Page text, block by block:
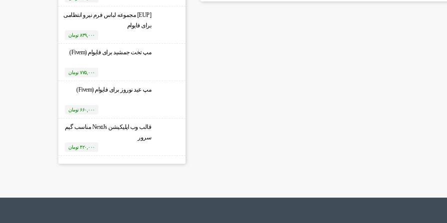
[EUP] مجموعه لباس فرم نیرو انتظامی
برای فایوام
۸۳۹,۰۰۰ تومان
مپ تخت جمشید برای فایوام (Fivem)
۷۷۵,۰۰۰ تومان
مپ عید نوروز برای فایوام (Fivem)
۶۶۰,۰۰۰ تومان
قالب وب اپلیکیشن NextJs مناسب گیم
سرور
۴۲۰,۰۰۰ تومان